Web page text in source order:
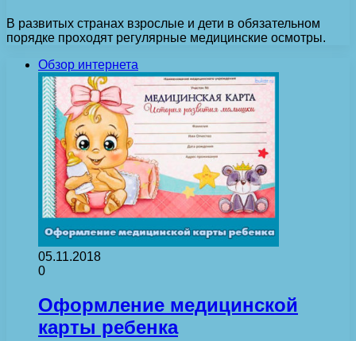
В развитых странах взрослые и дети в обязательном
порядке проходят регулярные медицинские осмотры.
Обзор интернета
05.11.2018
0
Оформление медицинской
карты ребенка